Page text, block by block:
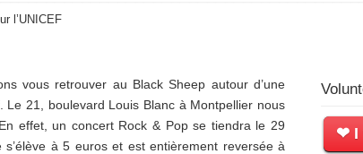
l’UNICEF
vous retrouver au Black Sheep autour d’une
Le 21, boulevard Louis Blanc à Montpellier nous
effet, un concert Rock & Pop se tiendra le 29
à 5 euros et est entièrement reversée à
❤ I